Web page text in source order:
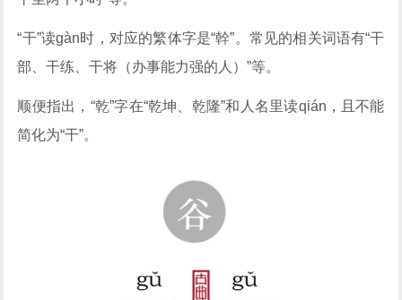
“干”读gàn时，对应的繁体字是“幹”。常见的相关词语有“干
部、干练、干将（办事能力强的人）”等。
顺便指出，“乾”字在“乾坤、乾隆”和人名里读qián，且不能
简化为“干”。